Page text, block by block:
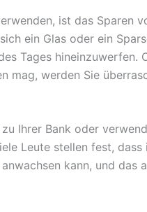
ist das Sparen
ein Glas oder ein
Tages hineinzuwerfen.
mag, werden Sie
Ihrer Bank oder
Leute stellen fest,
kann, und das